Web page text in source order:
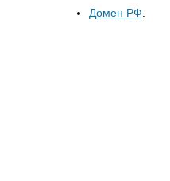
Домен РФ